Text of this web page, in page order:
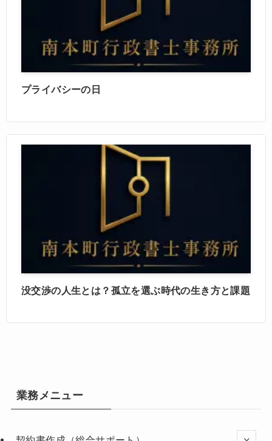
プライバシーの日
没交渉の人生とは？孤立を選ぶ時代の生き方と課題
業務メニュー